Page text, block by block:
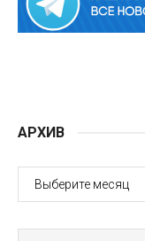
АРХИВ
АРХИВ